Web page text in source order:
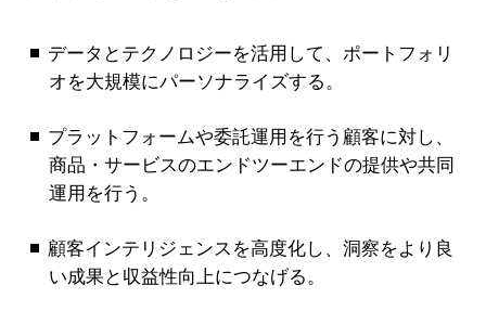
データとテクノロジーを活用して、ポートフォリ
オを大規模にパーソナライズする。
プラットフォームや委託運用を行う顧客に対し、
商品・サービスのエンドツーエンドの提供や共同
運用を行う。
顧客インテリジェンスを高度化し、洞察をより良
い成果と収益性向上につなげる。